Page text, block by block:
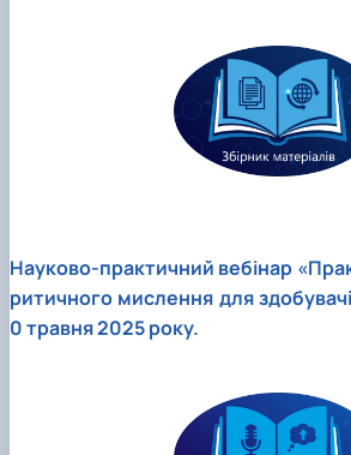
Науково-практичний вебінар
ритичного мислення для
0 травня 2025 року.